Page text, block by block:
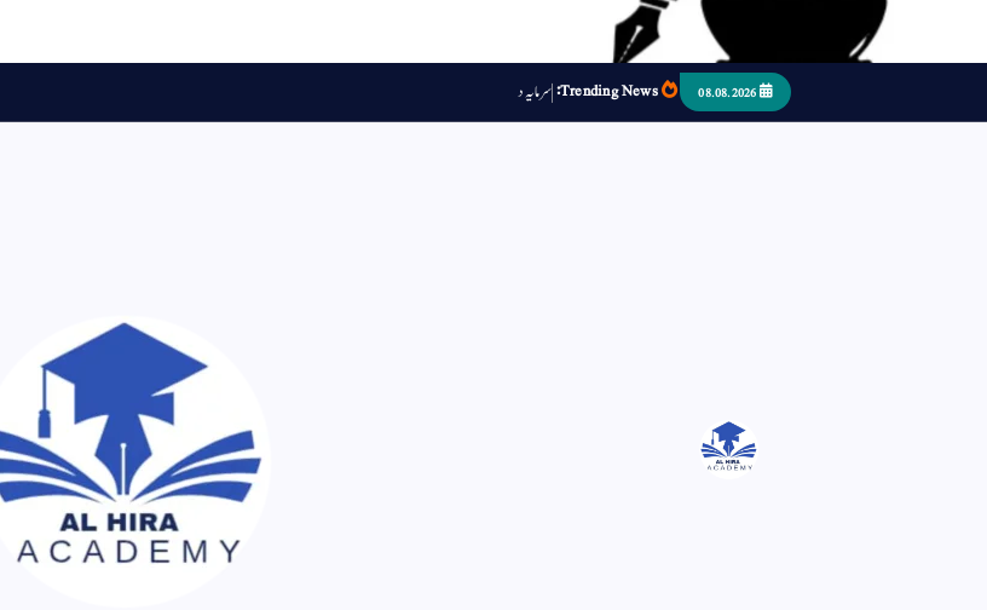
Trending News: سمیدا
اتر کر حرا سے سوئے قوم آیا - اور اک نسخہ کیمیا ساتھ لایا